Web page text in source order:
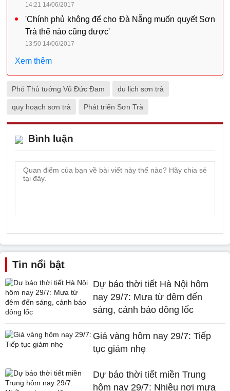
14:21 14/06/2017
'Chính phủ không để cho Đà Nẵng muốn quyết Sơn
Trà thế nào cũng được'
13:50 14/06/2017
Xem thêm
Phó Thủ tướng Vũ Đức Đam du lịch sơn trà
quy hoạch sơn trà Phát triển Sơn Trà
Bình luận
Tin nổi bật
Dự báo thời tiết Hà Nội hôm
nay 29/7: Mưa từ đêm đến
sáng, cảnh báo dông lốc
Giá vàng hôm nay 29/7: Tiếp
tục giảm nhẹ
Dự báo thời tiết miền Trung
hôm nay 29/7: Nhiều nơi mưa